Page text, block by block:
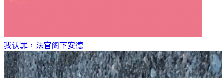
我认罪，法官阁下安德